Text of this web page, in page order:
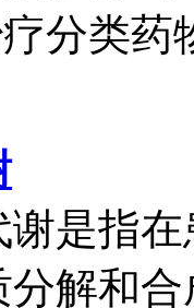
分类药
是指
分解和